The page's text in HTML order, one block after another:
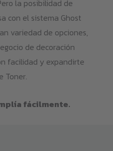
la posibilidad de
con el sistema Ghost
variedad de opciones,
de decoración
facilidad y expandirte
Toner.
fácilmente.